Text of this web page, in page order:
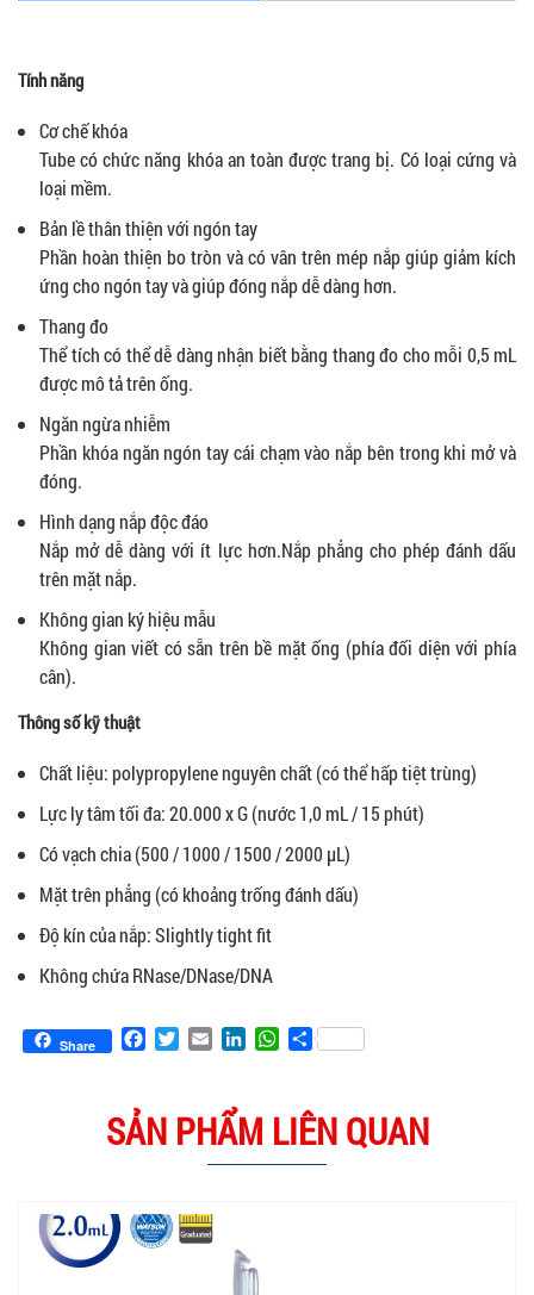
Tính năng
Cơ chế khóa
Tube có chức năng khóa an toàn được trang bị. Có loại cứng và
loại mềm.
Bản lề thân thiện với ngón tay
Phần hoàn thiện bo tròn và có vân trên mép nắp giúp giảm kích
ứng cho ngón tay và giúp đóng nắp dễ dàng hơn.
Thang đo
Thể tích có thể dễ dàng nhận biết bằng thang đo cho mỗi 0,5 mL
được mô tả trên ống.
Ngăn ngừa nhiễm
Phần khóa ngăn ngón tay cái chạm vào nắp bên trong khi mở và
đóng.
Hình dạng nắp độc đáo
Nắp mở dễ dàng với ít lực hơn.Nắp phẳng cho phép đánh dấu
trên mặt nắp.
Không gian ký hiệu mẫu
Không gian viết có sẵn trên bề mặt ống (phía đối diện với phía
cân).
Thông số kỹ thuật
Chất liệu: polypropylene nguyên chất (có thể hấp tiệt trùng)
Lực ly tâm tối đa: 20.000 x G (nước 1,0 mL / 15 phút)
Có vạch chia (500 / 1000 / 1500 / 2000 µL)
Mặt trên phẳng (có khoảng trống đánh dấu)
Độ kín của nắp: Slightly tight fit
Không chứa RNase/DNase/DNA
Share FacebookTwitterEmail LinkedInWhatsApp
Share
SẢN PHẨM LIÊN QUAN